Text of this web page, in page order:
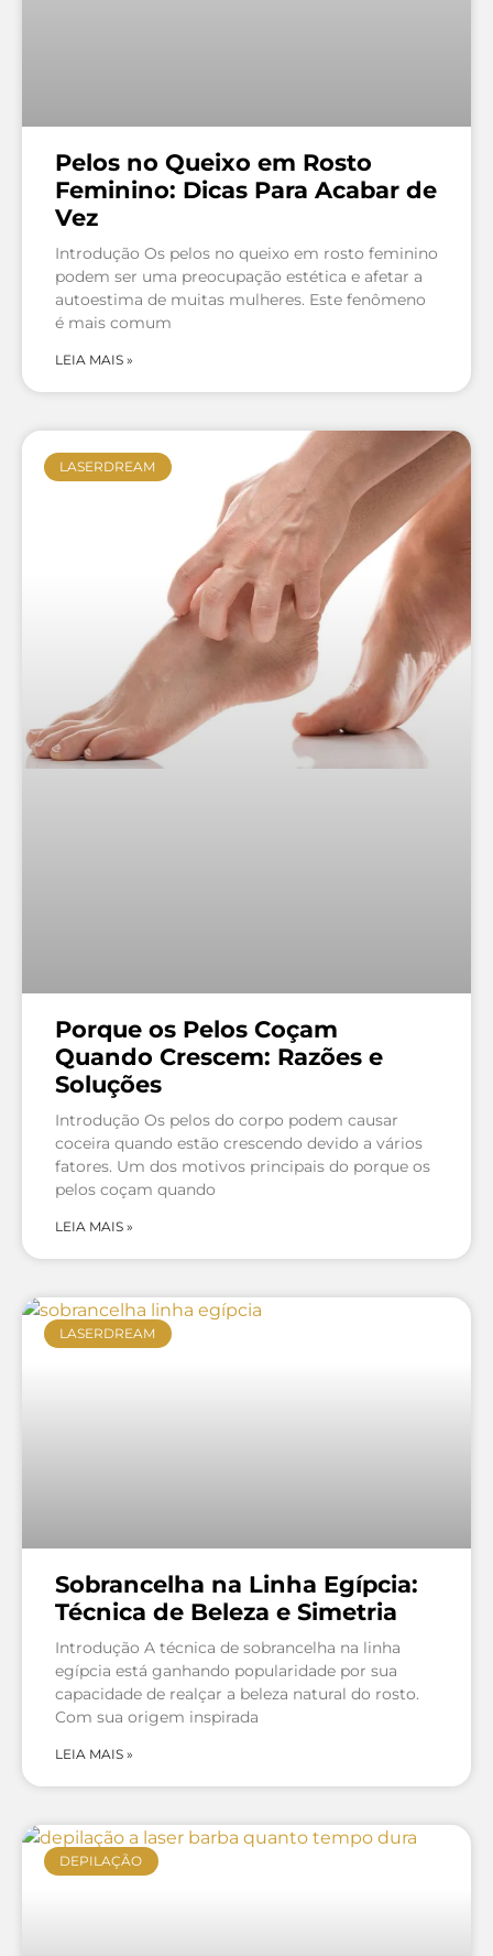
Pelos no Queixo em Rosto
Feminino: Dicas Para Acabar de
Vez
Introdução Os pelos no queixo em rosto feminino
podem ser uma preocupação estética e afetar a
autoestima de muitas mulheres. Este fenômeno
é mais comum
LEIA MAIS »
LASERDREAM
Porque os Pelos Coçam
Quando Crescem: Razões e
Soluções
Introdução Os pelos do corpo podem causar
coceira quando estão crescendo devido a vários
fatores. Um dos motivos principais do porque os
pelos coçam quando
LEIA MAIS »
LASERDREAM
Sobrancelha na Linha Egípcia:
Técnica de Beleza e Simetria
Introdução A técnica de sobrancelha na linha
egípcia está ganhando popularidade por sua
capacidade de realçar a beleza natural do rosto.
Com sua origem inspirada
LEIA MAIS »
DEPILAÇÃO